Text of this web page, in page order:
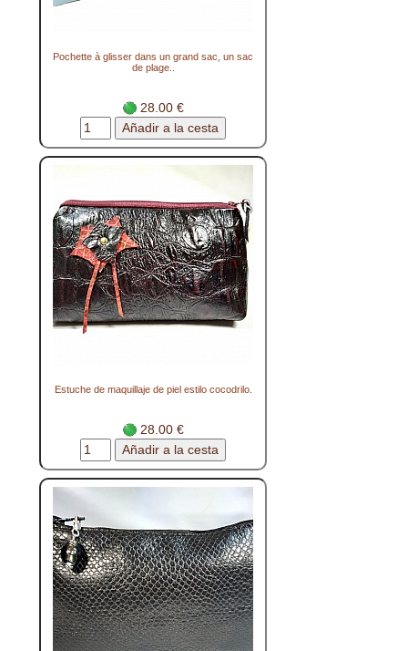
Pochette à glisser dans un grand sac, un sac
de plage..
28.00 €
Estuche de maquillaje de piel estilo cocodrilo.
28.00 €